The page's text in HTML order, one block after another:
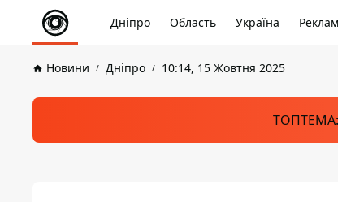
Дніпро Область Україна
Новини Дніпро 10:14, 15 Жовтня 2025
ТОПТЕМА: